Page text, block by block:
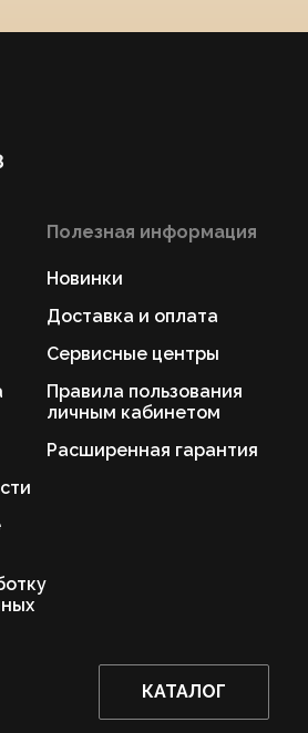
Полезная информация
Новинки
Доставка и оплата
Сервисные центры
Правила пользования
личным кабинетом
Расширенная гарантия
КАТАЛОГ